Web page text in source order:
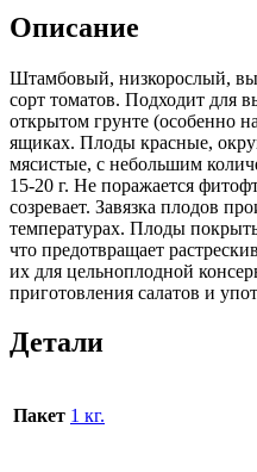
Описание
Штамбовый, низкорослый,
сорт томатов. Подходит для
открытом грунте (особенно
ящиках. Плоды красные,
мясистые, с небольшим
15-20 г. Не поражается
созревает. Завязка плодов
температурах. Плоды
что предотвращает
их для цельноплодной
приготовления салатов и
Детали
Пакет 1 кг.